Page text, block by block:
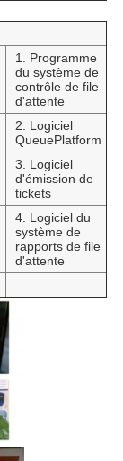
1. Programme
du système de
contrôle de file
d'attente
2. Logiciel
QueuePlatform
3. Logiciel
d'émission de
tickets
4. Logiciel du
système de
rapports de file
d'attente